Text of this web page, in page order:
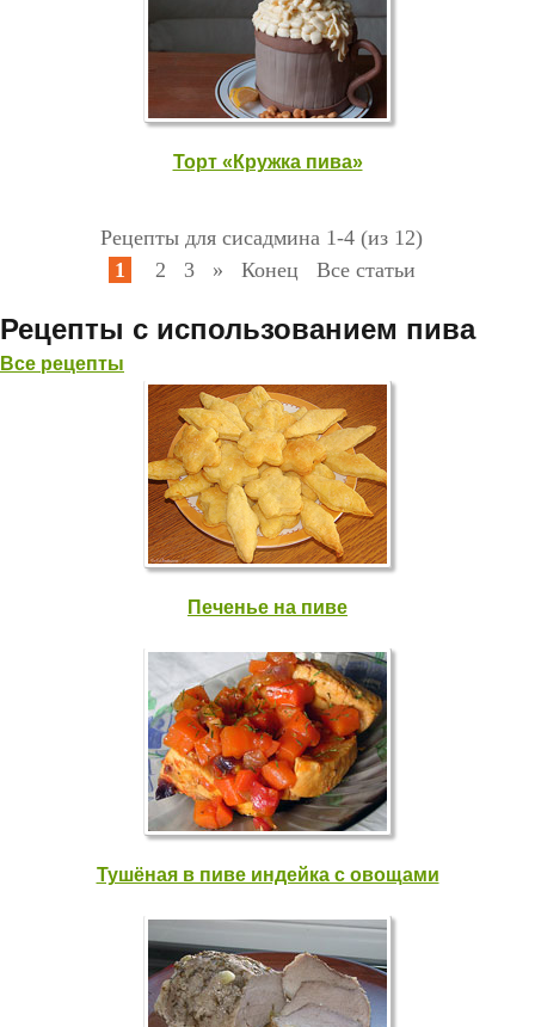
Торт «Кружка пива»
Рецепты для сисадмина 1-4 (из 12)
1
2 3 » Конец Все статьи
Рецепты с использованием пива
Все рецепты
Печенье на пиве
Тушёная в пиве индейка с овощами